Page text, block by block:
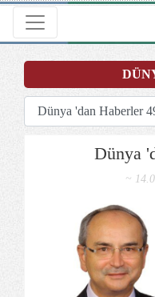
Toggle navigation
Dünya
~